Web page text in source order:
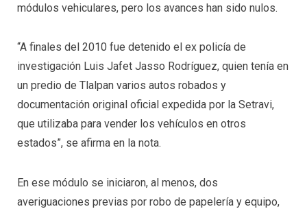
módulos vehiculares, pero los avances han sido nulos.
“A finales del 2010 fue detenido el ex policía de
investigación Luis Jafet Jasso Rodríguez, quien tenía en
un predio de Tlalpan varios autos robados y
documentación original oficial expedida por la Setravi,
que utilizaba para vender los vehículos en otros
estados”, se afirma en la nota.
En ese módulo se iniciaron, al menos, dos
averiguaciones previas por robo de papelería y equipo,